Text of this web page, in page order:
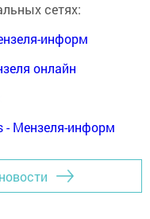
сетях:
информ
онлайн
- Мензеля-информ